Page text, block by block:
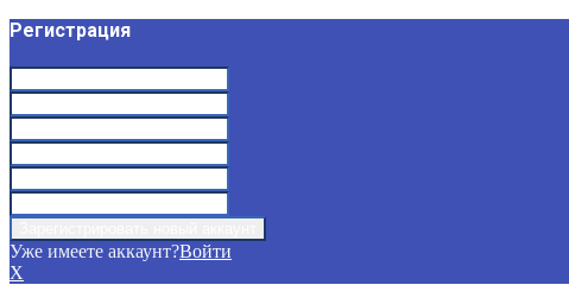
Регистрация
Уже имеете аккаунт?Войти
X